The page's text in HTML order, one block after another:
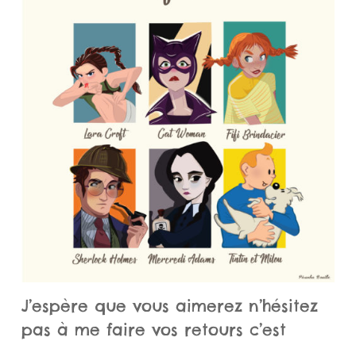
J’espère que vous aimerez n’hésitez
pas à me faire vos retours c’est